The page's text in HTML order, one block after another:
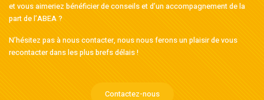
et vous aimeriez bénéficier de conseils et d’un accompagnement de la
part de l’ABEA ?
N’hésitez pas à nous contacter, nous nous ferons un plaisir de vous
recontacter dans les plus brefs délais !
Contactez-nous